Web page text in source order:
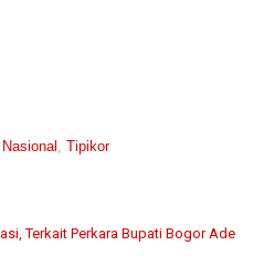
Nasional , Tipikor
Terkait Perkara Bupati Bogor Ade